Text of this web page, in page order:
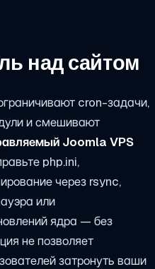
над сайтом
cron-задачи,
и смешивают
Joomla VPS
php.ini,
через rsync,
или
ядра — без
не позволяет
затронуть ваши